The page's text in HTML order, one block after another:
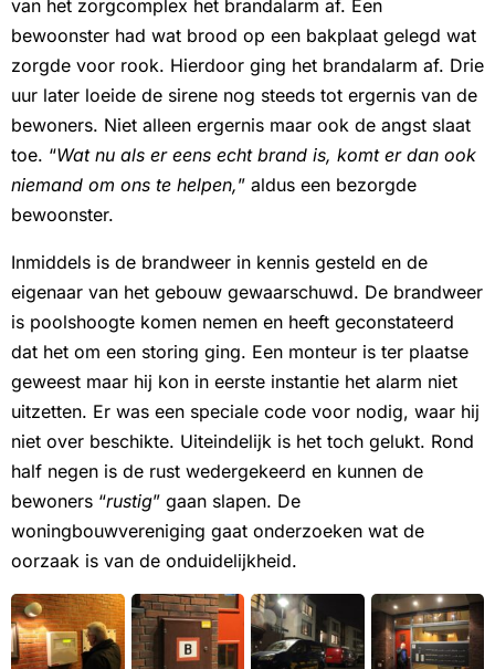
van het zorgcomplex het brandalarm af. Een
bewoonster had wat brood op een bakplaat gelegd wat
zorgde voor rook. Hierdoor ging het brandalarm af. Drie
uur later loeide de sirene nog steeds tot ergernis van de
bewoners. Niet alleen ergernis maar ook de angst slaat
toe. “Wat nu als er eens echt brand is, komt er dan ook
niemand om ons te helpen,” aldus een bezorgde
bewoonster.
Inmiddels is de brandweer in kennis gesteld en de
eigenaar van het gebouw gewaarschuwd. De brandweer
is poolshoogte komen nemen en heeft geconstateerd
dat het om een storing ging. Een monteur is ter plaatse
geweest maar hij kon in eerste instantie het alarm niet
uitzetten. Er was een speciale code voor nodig, waar hij
niet over beschikte. Uiteindelijk is het toch gelukt. Rond
half negen is de rust wedergekeerd en kunnen de
bewoners “rustig” gaan slapen. De
woningbouwvereniging gaat onderzoeken wat de
oorzaak is van de onduidelijkheid.